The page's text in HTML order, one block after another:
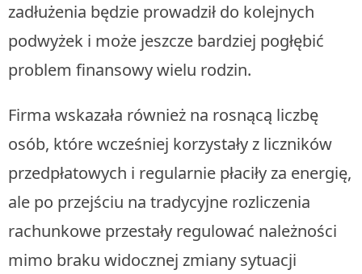
zadłużenia będzie prowadził do kolejnych
podwyżek i może jeszcze bardziej pogłębić
problem finansowy wielu rodzin.
Firma wskazała również na rosnącą liczbę
osób, które wcześniej korzystały z liczników
przedpłatowych i regularnie płaciły za energię,
ale po przejściu na tradycyjne rozliczenia
rachunkowe przestały regulować należności
mimo braku widocznej zmiany sytuacji